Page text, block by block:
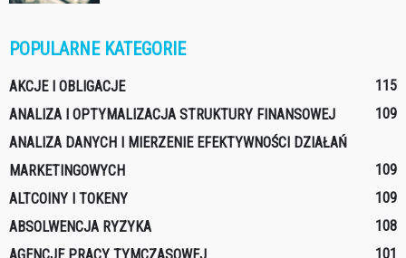
POPULARNE KATEGORIE
AKCJE I OBLIGACJE
115
ANALIZA I OPTYMALIZACJA STRUKTURY FINANSOWEJ
109
ANALIZA DANYCH I MIERZENIE EFEKTYWNOŚCI DZIAŁAŃ
MARKETINGOWYCH
109
ALTCOINY I TOKENY
109
ABSOLWENCJA RYZYKA
108
101